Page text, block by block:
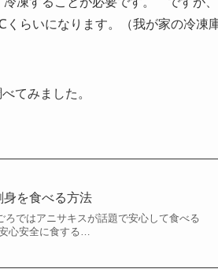
らいになります。（我が家の冷凍
てみました。
身を食べる方法
ではアニサキスが話題で安心して食べる
心安全に食する…